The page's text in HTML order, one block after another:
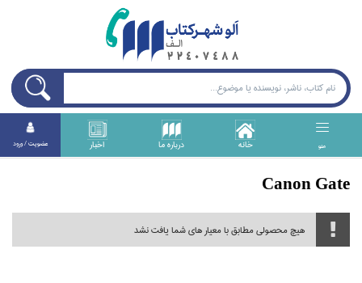
منو خانه درباره ما اخبار عضويت / ورود
Canon Gate
هیچ محصولی مطابق با معیار های شما یافت نشد